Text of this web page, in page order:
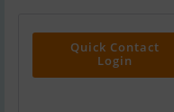
Quick Contact
Login